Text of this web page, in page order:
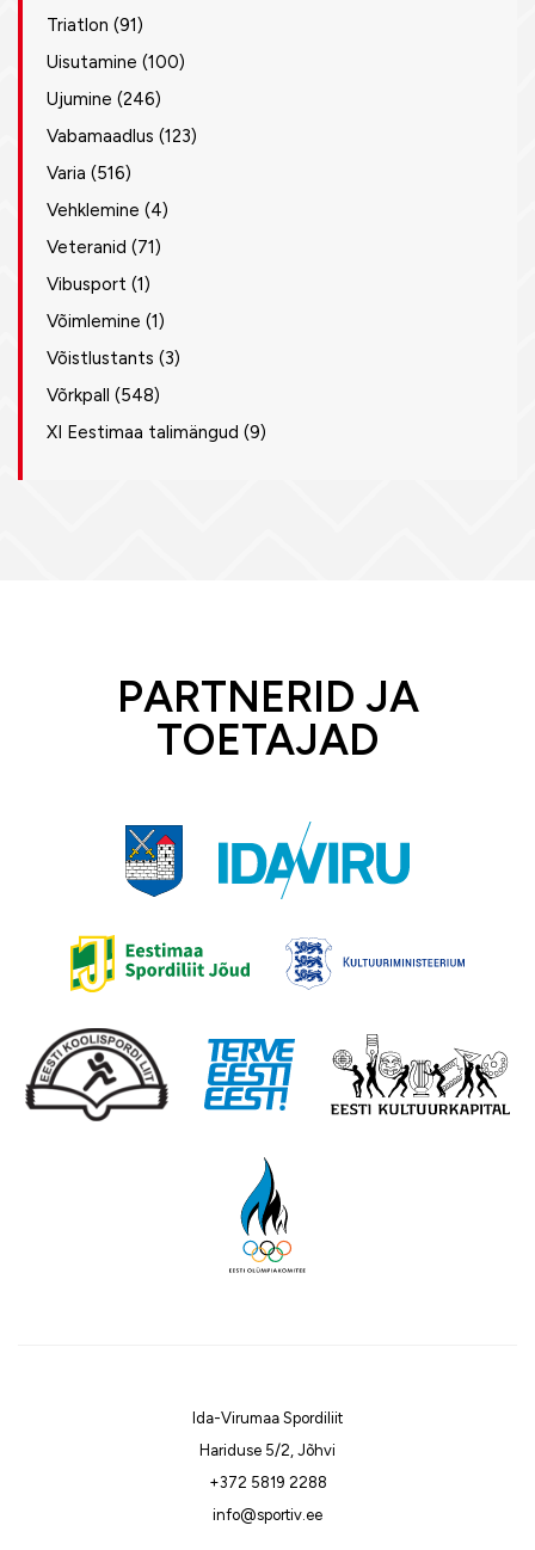
Triatlon (91)
Uisutamine (100)
Ujumine (246)
Vabamaadlus (123)
Varia (516)
Vehklemine (4)
Veteranid (71)
Vibusport (1)
Võimlemine (1)
Võistlustants (3)
Võrkpall (548)
XI Eestimaa talimängud (9)
PARTNERID JA
TOETAJAD
Ida-Virumaa Spordiliit
Hariduse 5/2, Jõhvi
+372 5819 2288
info@sportiv.ee